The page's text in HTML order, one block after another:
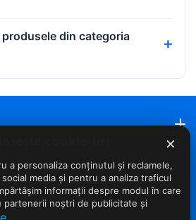
din categoria
×
a personaliza conținutul și reclamele,
media și pentru a analiza traficul
informații despre modul în care
noștri de publicitate și